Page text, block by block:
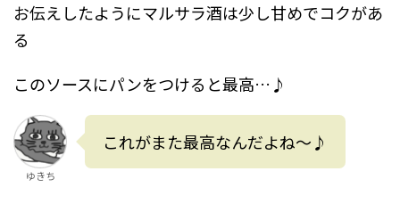
お伝えしたようにマルサラ酒は少し甘めでコクがあ
る
このソースにパンをつけると最高…♪
ゆきち
これがまた最高なんだよね〜♪